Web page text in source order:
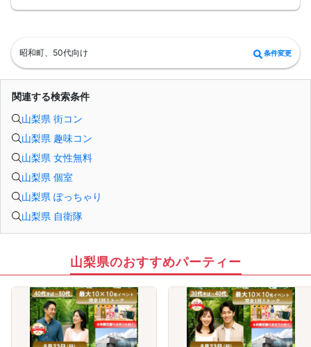
対象年齢以下も男性45才~/女性35才~参加OK
男女共に10対10にて人数制限にて募集/持ち時間をゆっくりお取りしてお話し頂け
ます♪
トーク方法は一巡ゆっくりのお人柄重視婚活♡
10分間目安[7分間保証]にて参加人数に応じて持ち時間決定！
ストレスになるフリータイムは一切ありません！
☆趣味仲間探しに… 旅行・カラオケ・ゴルフ・温泉等
☆第2の人生のパートナー探しに…
【注意事項】
@飲食→有り/選べるケーキ＆ワンドリンク付
@現在の人数のお問い合わせは、ルールにて回答出来ないのでご遠慮下さい
@募集人数 MAX10対10締切/最少催行人数2対2以上
※男女比率±2名以内調整・異常な男女比率は御座いません
@中止判断タイミング→開催前日の20:00までに最少催行人数に満たない場合
間違いがないか日程を今一度ご確認のうえエントリーして下さい
★男性キャンセル規約★
予約時~2日前迄は一律キャンセル料2000円
イベント前日3000円・イベント当日5000円
★女性キャンセル規約★
予約後のキャンセルはイベント開催日の3日前迄はキャンセル料無料【例:日曜の
パーティ予約→木曜PM23:59迄は無料】
※女性初参加者様へ→初参加(当社参加履歴無し)よりキャンセルの場合は無料キャ
昭和町、50代向け 条件変更
関連する検索条件
山梨県 街コン
山梨県 趣味コン
山梨県 女性無料
山梨県 個室
山梨県 ぽっちゃり
山梨県 自衛隊
山梨県のおすすめパーティー